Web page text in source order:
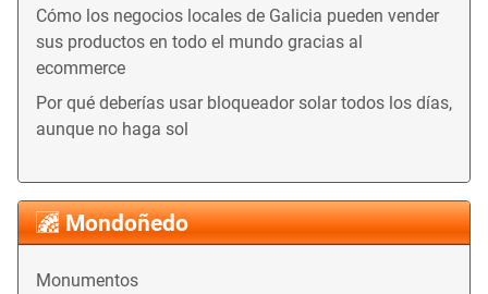
Mondoñedo
Monumentos
Cómo los negocios locales de Galicia pueden vender
sus productos en todo el mundo gracias al
ecommerce
Por qué deberías usar bloqueador solar todos los días,
aunque no haga sol